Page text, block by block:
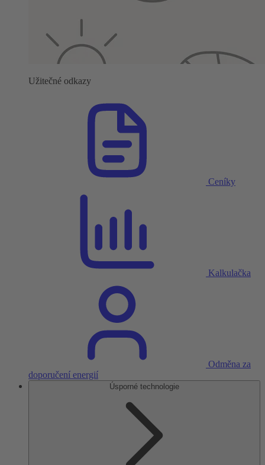
Užitečné odkazy
Ceníky
Kalkulačka
Odměna za
doporučení energií
Úsporné technologie